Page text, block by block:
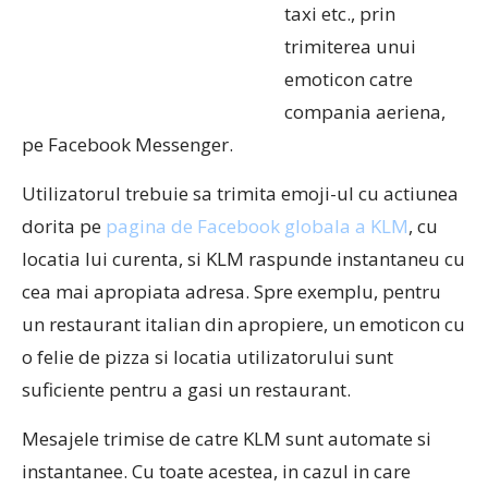
taxi etc., prin
trimiterea unui
emoticon catre
compania aeriena,
pe Facebook Messenger.
Utilizatorul trebuie sa trimita emoji-ul cu actiunea
dorita pe pagina de Facebook globala a KLM, cu
locatia lui curenta, si KLM raspunde instantaneu cu
cea mai apropiata adresa. Spre exemplu, pentru
un restaurant italian din apropiere, un emoticon cu
o felie de pizza si locatia utilizatorului sunt
suficiente pentru a gasi un restaurant.
Mesajele trimise de catre KLM sunt automate si
instantanee. Cu toate acestea, in cazul in care